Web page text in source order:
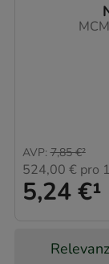
5,24 €¹
AVP: 7,85 €²
524,00 € pro